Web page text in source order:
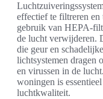
effectief te filtreren en
gebruik van HEPA-
de lucht verwijderen.
die geur en
lichtsystemen dragen
en virussen in de
woningen is
luchtkwaliteit.